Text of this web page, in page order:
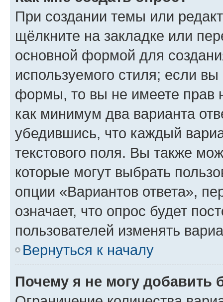
При создании темы или
щёлкните на закладке или
основной формой для
используемого стиля; если
формы, то вы не имеете прав
как минимум два варианта
убедившись, что каждый
текстового поля. Вы также
которые могут выбрать
опции «Вариантов ответа»,
означает, что опрос будет
пользователей изменять
Вернуться к началу
Почему я не могу добавить